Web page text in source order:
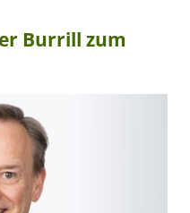
Burrill zum